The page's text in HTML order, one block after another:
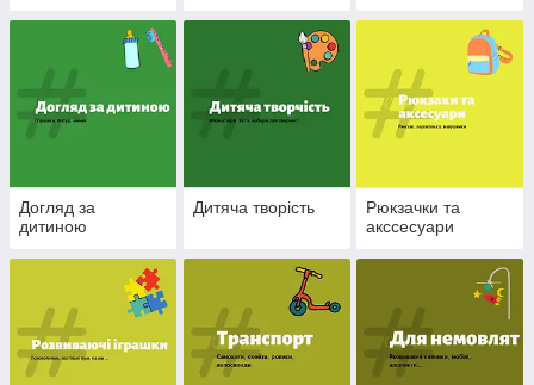
Догляд за
дитиною
Дитяча творість
Рюкзачки та
акссесуари